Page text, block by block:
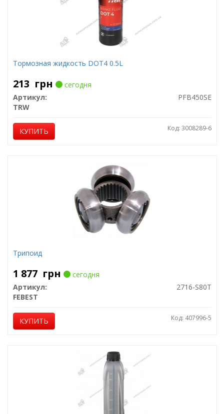
Тормозная жидкость DOT4 0.5L
213 грн
сегодня
Артикул:
PFB450SE
TRW
КУПИТЬ Код: 3008289-6
Трипоид
1 877 грн
сегодня
Артикул:
2716-S80T
FEBEST
КУПИТЬ Код: 407996-5